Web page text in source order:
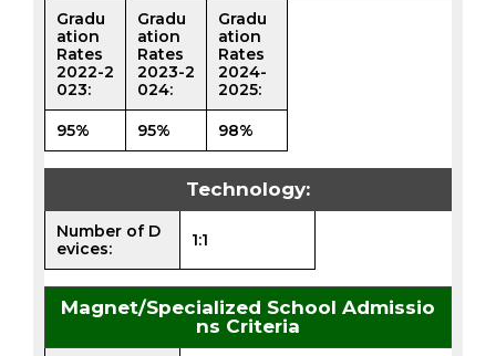
Gradu
ation
Rates
2022-2
023:
Gradu
ation
Rates
2023-2
024:
Gradu
ation
Rates
2024-
2025:
95% 95% 98%
Technology:
Number of D
evices:
1:1
Magnet/Specialized School Admissio
ns Criteria